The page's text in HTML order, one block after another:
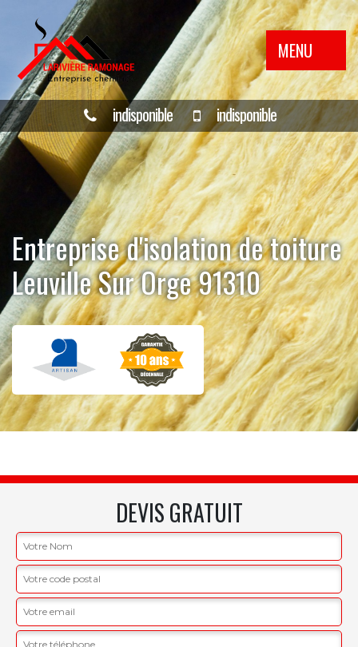
MENU
indisponible indisponible
Entreprise d'isolation de toiture
Leuville Sur Orge 91310
DEVIS GRATUIT